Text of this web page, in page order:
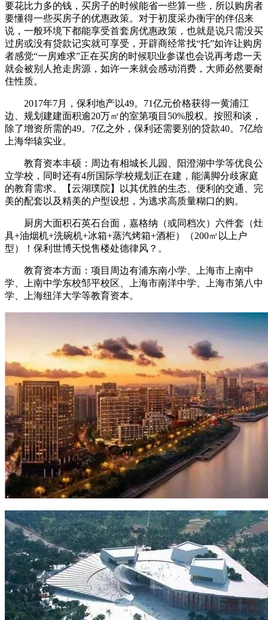
要花比力多的钱，买房子的时候能省一些算一些，所以购房者
要懂得一些买房子的优惠政策。对于初度采办衡宇的伴侣来
说，一般环境下都能享受首套房优惠政策，也就是说只需没买
过房或没有贷款记实就可享受，开辟商经常找“托”如许让购房
者感觉“一房难求”正在买房的时候职业参谋也会说再考虑一天
就会被别人抢走房源，如许一来就会感动消费，大师必然要耐
住性质。
2017年7月，保利地产以49。71亿元价格获得一黄浦江
边、规划建建面积逾20万㎡的室第项目50%股权。按照和谈，
除了增资所需的49。7亿之外，保利还需要别的贷款40。7亿给
上海华辕实业。
教育资本丰硕：周边有相城长儿园、阳澄湖中学等优良公
立学校，同时还有4所国际学校规划正在建，能满脚分歧家庭
的教育需求。【云湖璞院】以其优胜的生态、便利的交通、完
美的配套以及精美的户型设想，为逃求高质量糊口的购。
厨房大面积石英石台面，嘉格纳（或同档次）六件套（灶
具+油烟机+洗碗机+冰箱+蒸汽烤箱+酒柜）（200㎡以上户
型）！保利世博天悦售楼处德律风？。
教育资本方面：项目周边有浦东南小学、上海市上南中
学、上南中学东校邹平校区、上海市南洋中学、上海市第八中
学、上海纽洋大学等教育资本。